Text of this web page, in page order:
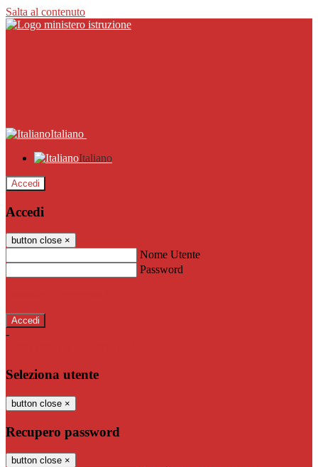
Salta al contenuto
Italiano
Italiano
Accedi
Accedi
button close ×
Nome Utente
Password
-
Seleziona utente
button close ×
Recupero password
button close ×